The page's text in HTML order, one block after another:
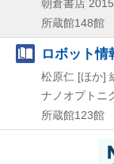
朝倉書店
所蔵館148館
ロボット情
松原仁 [ほか]
ナノオプトニ
所蔵館123館